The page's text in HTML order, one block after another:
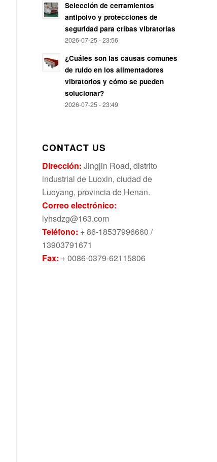
Selección de cerramientos
antipolvo y protecciones de
seguridad para cribas vibratorias
2026-07-25 - 23:56
¿Cuáles son las causas comunes
de ruido en los alimentadores
vibratorios y cómo se pueden
solucionar?
2026-07-25 - 23:49
CONTACT US
Dirección: Jingjin Road, distrito
industrial de Luoxin, ciudad de
Luoyang, provincia de Henan.
Correo electrónico:
lyhsdzg@163.com
Teléfono: + 86-18537996660 /
13903791671
Fax: + 0086-0379-62115806